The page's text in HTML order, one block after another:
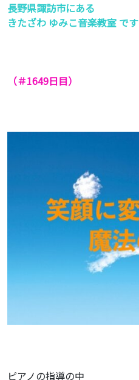
長野県諏訪市にある
きたざわ ゆみこ音楽教室 です
（＃1649日目）
ピアノの指導の中